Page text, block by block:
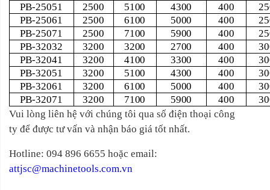
PB-25051 2500 5100 4300 400
PB-25061
2500 6100 5000 400
PB-25071
2500 7100 5900 400
PB-32032
3200 3200 2700 400
PB-32041
3200 4100 3300 400
PB-32051
3200 5100 4300 400
PB-32061
3200 6100 5000 400
PB-32071
3200 7100 5900 400
Vui lòng liên hệ với chúng tôi qua số điện thoại công
ty để được tư vấn và nhận báo giá tốt nhất.
Hotline: 094 896 6655 hoặc email:
attjsc@machinetools.com.vn